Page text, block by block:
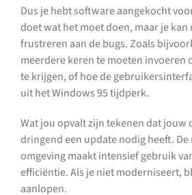
Dus je hebt software aangekocht
doet wat het moet doen, maar je kan
frustreren aan de bugs. Zoals
meerdere keren te moeten invoeren
te krijgen, of hoe de
uit het Windows 95 tijdperk.
Wat jou opvalt zijn tekenen dat jouw
dringend een update nodig heeft.
omgeving maakt intensief gebruik
efficiëntie. Als je niet moderniseert,
aanlopen.